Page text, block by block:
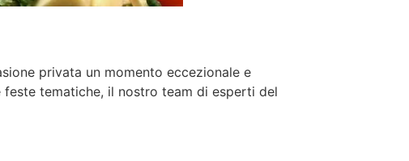
privata un momento eccezionale e
tematiche, il nostro team di esperti del